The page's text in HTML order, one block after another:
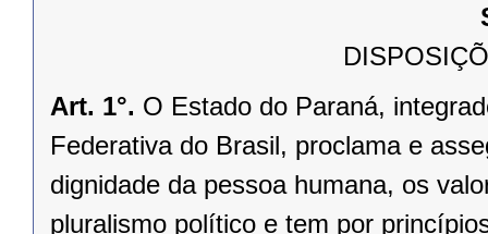
Art. 1°. O Estado do Paraná,
Federativa do Brasil, proclama e
dignidade da pessoa humana, os
pluralismo político e tem por